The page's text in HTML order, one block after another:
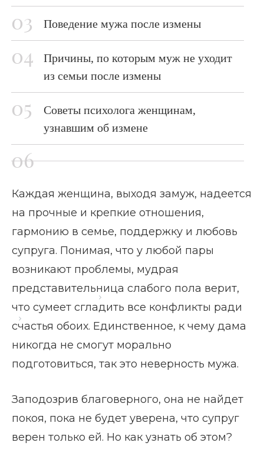
Главная страница
Блог
Поведение мужа после измены
Причины, по которым муж не уходит
из семьи после измены
Советы психолога женщинам,
узнавшим об измене
Каждая женщина, выходя замуж, надеется
на прочные и крепкие отношения,
гармонию в семье, поддержку и любовь
супруга. Понимая, что у любой пары
возникают проблемы, мудрая
представительница слабого пола верит,
что сумеет сгладить все конфликты ради
счастья обоих. Единственное, к чему дама
никогда не смогут морально
подготовиться, так это неверность мужа.
Заподозрив благоверного, она не найдет
покоя, пока не будет уверена, что супруг
верен только ей. Но как узнать об этом?